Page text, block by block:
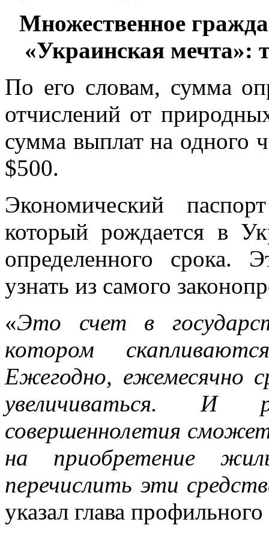
Множественное
«Украинская мечта»:
По его словам, сумма
отчислений от
сумма выплат на одного
$500.
Экономический
который рождается в
определенного срока.
узнать из самого
«Это счет в
котором
Ежегодно, ежемесячно
увеличиваться. И
совершеннолетия
на приобретение
перечислить эти
указал глава